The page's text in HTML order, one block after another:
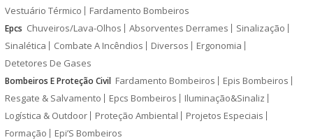
Vestuário Térmico
Fardamento Bombeiros
Epcs Chuveiros/Lava-Olhos Absorventes Derrames
Sinalização
Sinalética
Combate A Incêndios Diversos
Ergonomia
Detetores De Gases
Bombeiros E Proteção Civil Fardamento Bombeiros
Epis Bombeiros
Resgate & Salvamento
Epcs Bombeiros
Iluminação&Sinaliz
Logística & Outdoor
Proteção Ambiental
Projetos Especiais
Formação
Epi’S Bombeiros